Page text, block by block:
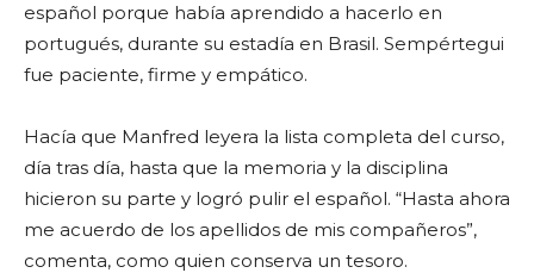
español porque había aprendido a hacerlo en
portugués, durante su estadía en Brasil. Sempértegui
fue paciente, firme y empático.
Hacía que Manfred leyera la lista completa del curso,
día tras día, hasta que la memoria y la disciplina
hicieron su parte y logró pulir el español. “Hasta ahora
me acuerdo de los apellidos de mis compañeros”,
comenta, como quien conserva un tesoro.